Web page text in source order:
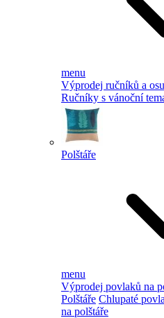
menu
Výprodej ručníků a
Ručníky s vánoční
Polštáře
menu
Výprodej povlaků na
Polštáře Chlupaté
na polštáře